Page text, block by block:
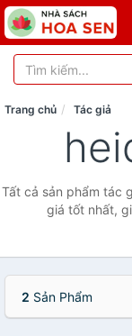
Trang chủ Tác giả
Tất cả sản phẩm tác
giá tốt nhất,
2 Sản Phẩm